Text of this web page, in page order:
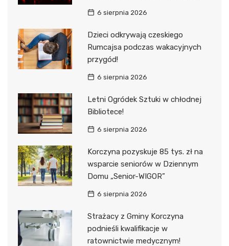
6 sierpnia 2026
Dzieci odkrywają czeskiego
Rumcajsa podczas wakacyjnych
przygód!
6 sierpnia 2026
Letni Ogródek Sztuki w chłodnej
Bibliotece!
6 sierpnia 2026
Korczyna pozyskuje 85 tys. zł na
wsparcie seniorów w Dziennym
Domu „Senior-WIGOR”
6 sierpnia 2026
Strażacy z Gminy Korczyna
podnieśli kwalifikacje w
ratownictwie medycznym!